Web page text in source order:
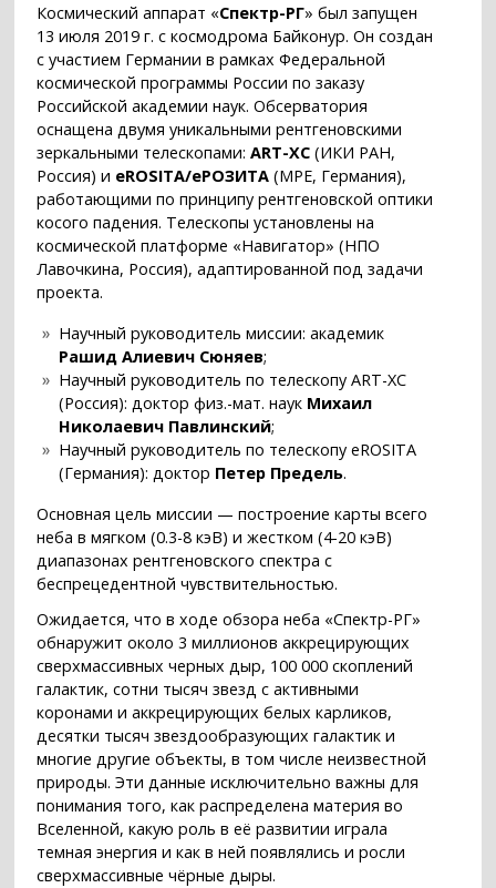
Космический аппарат «Спектр-РГ» был запущен
13 июля 2019 г. с космодрома Байконур. Он создан
с участием Германии в рамках Федеральной
космической программы России по заказу
Российской академии наук. Обсерватория
оснащена двумя уникальными рентгеновскими
зеркальными телескопами:ART-XC (ИКИ РАН,
Россия) и eROSITA/еРОЗИТА (MPE, Германия),
работающими по принципу рентгеновской оптики
косого падения. Телескопы установлены на
космической платформе «Навигатор» (НПО
Лавочкина, Россия), адаптированной под задачи
проекта.
Научный руководитель миссии: академик
Рашид Алиевич Сюняев;
Научный руководитель по телескопу ART-XC
(Россия): доктор физ.-мат. наук Михаил
Николаевич Павлинский;
Научный руководитель по телескопу eROSITA
(Германия): доктор Петер Предель.
Основная цель миссии — построение карты всего
неба в мягком (0.3-8 кэВ) и жестком (4-20 кэВ)
диапазонах рентгеновского спектра с
беспрецедентной чувствительностью.
Ожидается, что в ходе обзора неба «Спектр-РГ»
обнаружит около 3 миллионов аккрецирующих
сверхмассивных черных дыр, 100 000 скоплений
галактик, сотни тысяч звезд с активными
коронами и аккрецирующих белых карликов,
десятки тысяч звездообразующих галактик и
многие другие объекты, в том числе неизвестной
природы. Эти данные исключительно важны для
понимания того, как распределена материя во
Вселенной, какую роль в её развитии играла
темная энергия и как в ней появлялись и росли
сверхмассивные чёрные дыры.